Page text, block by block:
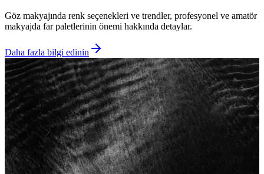
Göz makyajında renk seçenekleri ve trendler, profesyonel ve amatör
makyajda far paletlerinin önemi hakkında detaylar.
Daha fazla bilgi edinin